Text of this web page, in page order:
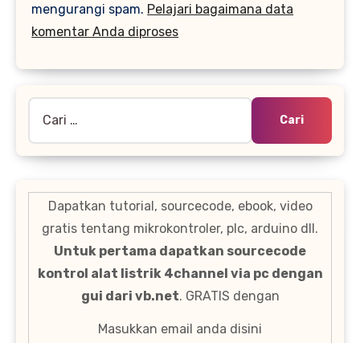
mengurangi spam. Pelajari bagaimana data
komentar Anda diproses
untuk:
Dapatkan tutorial, sourcecode, ebook, video
gratis tentang mikrokontroler, plc, arduino dll.
Untuk pertama dapatkan sourcecode
kontrol alat listrik 4channel via pc dengan
gui dari vb.net. GRATIS dengan
Masukkan email anda disini